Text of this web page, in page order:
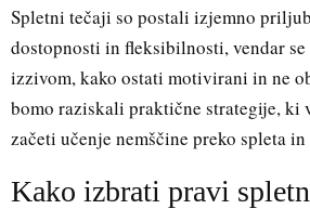
Spletni tečaji so postali izjemno
dostopnosti in fleksibilnosti, vendar
izzivom, kako ostati motivirani in ne
bomo raziskali praktične strategije, ki
začeti učenje nemščine preko spleta
Kako izbrati pravi